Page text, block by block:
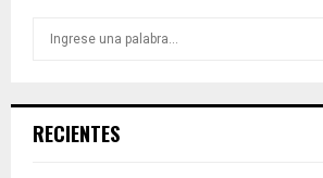
h
RECIENTES